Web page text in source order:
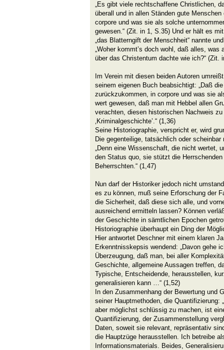
„Es gibt viele rechtschaffene Christlichen,
überall und in allen Ständen gute
corpore und was sie als solche
gewesen.“ (Zit. in 1, S.35) Und er hält es
„das Blatterngift der Menschheit“ nannte
„Woher kommt’s doch wohl, daß alles, was
über das Christentum dachte wie ich?“ (Zit.
Im Verein mit diesen beiden Autoren
seinem eigenen Buch beabsichtigt: „Daß
zurückzukommen, in corpore und was sie
wert gewesen, daß man mit Hebbel allen
verachten, diesen historischen Nachweis
‚Kriminalgeschichte’.“ (1,36)
Seine Historiographie, verspricht er, wird
Die gegenteilige, tatsächlich oder
„Denn eine Wissenschaft, die nicht wertet,
den Status quo, sie stützt die
Beherrschten.“ (1,47)
Nun darf der Historiker jedoch nicht
es zu können, muß seine Erforschung der
die Sicherheit, daß diese sich alle, und
ausreichend ermitteln lassen? Können
der Geschichte in sämtlichen Epochen
Historiographie überhaupt ein Ding der
Hier antwortet Deschner mit einem klaren
Erkenntnisskepsis wendend: „Davon gehe
Überzeugung, daß man, bei aller
Geschichte, allgemeine Aussagen treffen,
Typische, Entscheidende, herausstellen,
generalisieren kann …“ (1,52)
In den Zusammenhang der Bewertung und
seiner Hauptmethoden, die Quantifizierung:
aber möglichst schlüssig zu machen, ist
Quantifizierung, der Zusammenstellung
Daten, soweit sie relevant, repräsentativ
die Hauptzüge herausstellen. Ich betreibe
Informationsmaterials. Beides,